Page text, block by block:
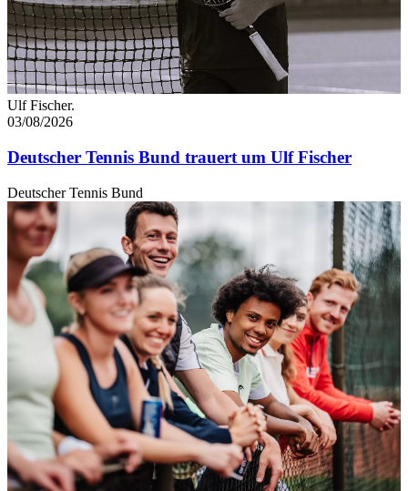
Ulf Fischer.
03/08/2026
Deutscher Tennis Bund trauert um Ulf Fischer
Deutscher Tennis Bund